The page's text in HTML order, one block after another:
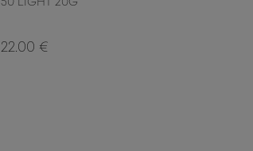
50 LIGHT 20G
22.00 €